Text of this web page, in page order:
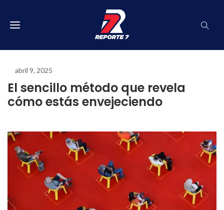
abril 9, 2025
El sencillo método que revela
cómo estás envejeciendo